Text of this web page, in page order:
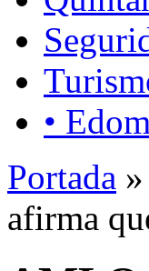
•
Portada »
afirma